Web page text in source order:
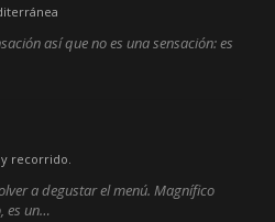
así que no es una sensación: es
y recorrido.
a degustar el menú. Magnífico
es un…